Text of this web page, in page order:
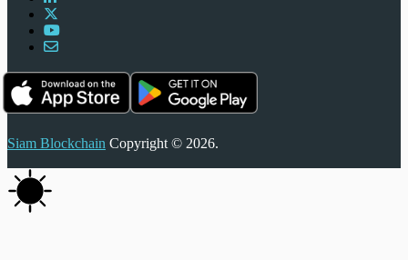
Siam Blockchain Copyright © 2026.